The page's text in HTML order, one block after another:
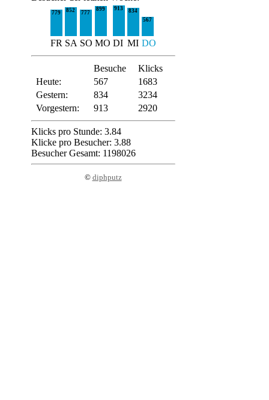
779 852 777
899 913
834
567
FR SA SO MO DI MI DO
Besuche
Klicks
Heute:
567
1683
Gestern:
834
3234
Vorgestern:
913 2920
Klicks pro Stunde: 3.84
Klicke pro Besucher: 3.88
Besucher Gesamt: 1198026
© diphputz